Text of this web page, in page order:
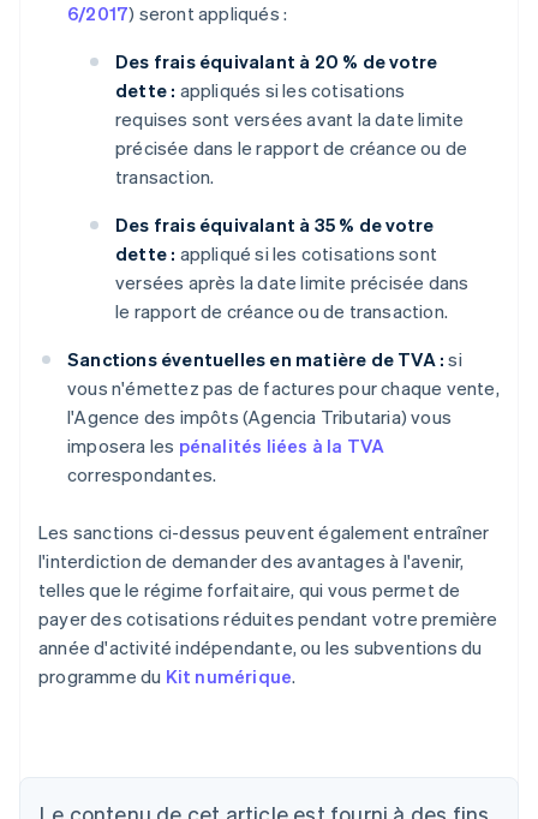
6/2017) seront appliqués :
Des frais équivalant à 20 % de votre
dette : appliqués si les cotisations
requises sont versées avant la date limite
précisée dans le rapport de créance ou de
transaction.
Des frais équivalant à 35 % de votre
dette : appliqué si les cotisations sont
versées après la date limite précisée dans
le rapport de créance ou de transaction.
Sanctions éventuelles en matière de TVA : si
vous n'émettez pas de factures pour chaque vente,
l'Agence des impôts (Agencia Tributaria) vous
imposera les pénalités liées à la TVA
correspondantes.
Les sanctions ci-dessus peuvent également entraîner
l'interdiction de demander des avantages à l'avenir,
telles que le régime forfaitaire, qui vous permet de
payer des cotisations réduites pendant votre première
année d'activité indépendante, ou les subventions du
programme du Kit numérique.
Australie